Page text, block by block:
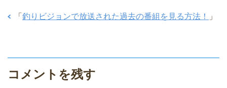
a
b
o
「 釣りビジョンで放送された過去の番組を見る方法！ 」
コメントを残す